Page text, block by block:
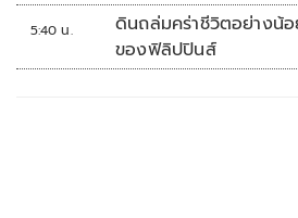
5:40 น.
ดินถล่มคร่าชีวิตอย่างน้อ
ของฟิลิปปินส์